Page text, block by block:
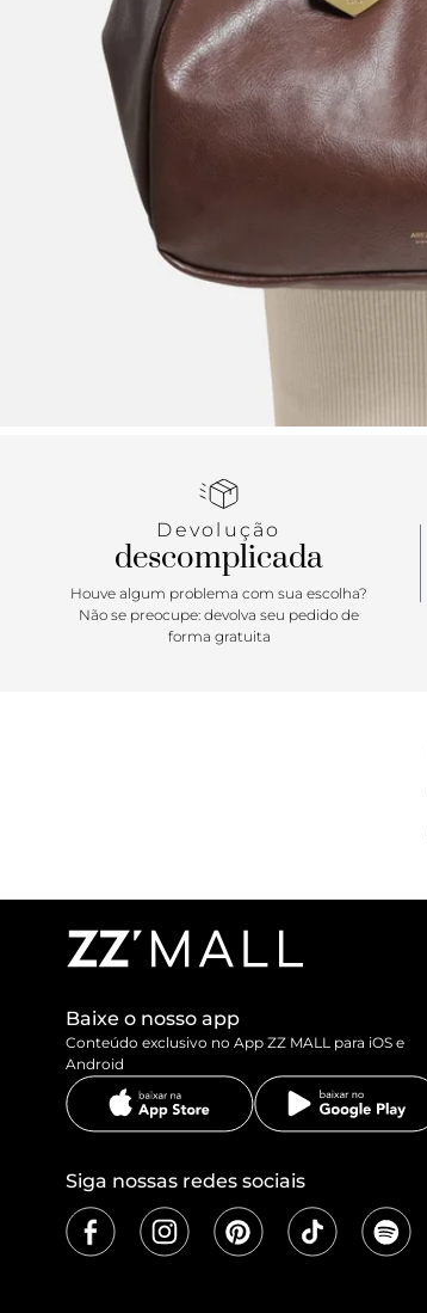
Devolução
descomplicada
Houve algum problema com sua escolha?
Não se preocupe: devolva seu pedido de
forma gratuita
Baixe o nosso app
Conteúdo exclusivo no App ZZ MALL para iOS e
Android
Siga nossas redes sociais